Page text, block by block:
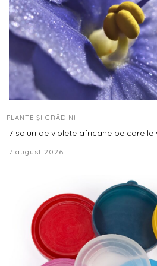
PLANTE ȘI GRĂDINI
7 soiuri de violete africane pe care
7 august 2026